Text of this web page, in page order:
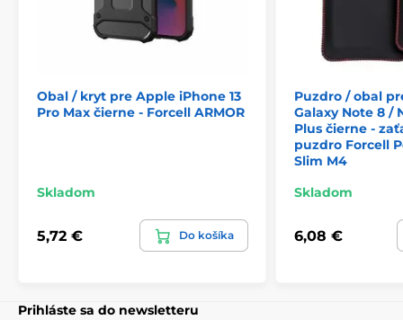
Obal / kryt pre Apple iPhone 13
Pro Max čierne - Forcell ARMOR
Skladom
5,72 € Do košíka
Puzdro / obal
Galaxy Note 8 /
Plus čierne -
puzdro Forcell
Slim M4
Skladom
6,08 €
Prihláste sa do newsletteru